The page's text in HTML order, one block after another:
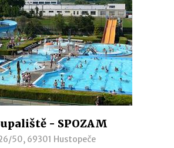
- SPOZAM
50, 69301 Hustopeče